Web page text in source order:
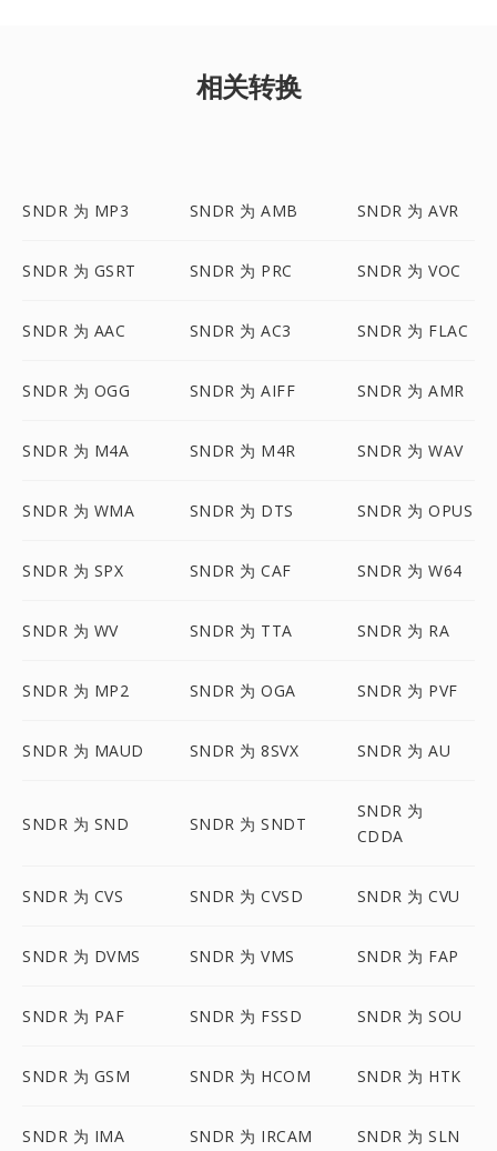
相关转换
SNDR 为 MP3 SNDR 为 AMB SNDR 为 AVR
SNDR 为 GSRT SNDR 为 PRC SNDR 为 VOC
SNDR 为 AAC SNDR 为 AC3 SNDR 为 FLAC
SNDR 为 OGG SNDR 为 AIFF SNDR 为 AMR
SNDR 为 M4A SNDR 为 M4R SNDR 为 WAV
SNDR 为 WMA SNDR 为 DTS SNDR 为 OPUS
SNDR 为 SPX SNDR 为 CAF SNDR 为 W64
SNDR 为 WV SNDR 为 TTA SNDR 为 RA
SNDR 为 MP2 SNDR 为 OGA SNDR 为 PVF
SNDR 为 MAUD SNDR 为 8SVX SNDR 为 AU
SNDR 为 SND SNDR 为 SNDT
SNDR 为
CDDA
SNDR 为 CVS SNDR 为 CVSD SNDR 为 CVU
SNDR 为 DVMS SNDR 为 VMS SNDR 为 FAP
SNDR 为 PAF SNDR 为 FSSD SNDR 为 SOU
SNDR 为 GSM SNDR 为 HCOM SNDR 为 HTK
SNDR 为 IMA SNDR 为 IRCAM SNDR 为 SLN